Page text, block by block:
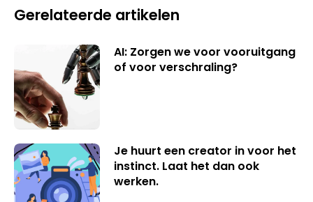
Gerelateerde artikelen
AI: Zorgen we voor vooruitgang
of voor verschraling?
Je huurt een creator in voor het
instinct. Laat het dan ook
werken.